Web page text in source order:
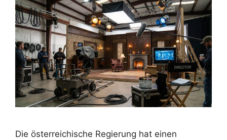
Die österreichische Regierung hat einen